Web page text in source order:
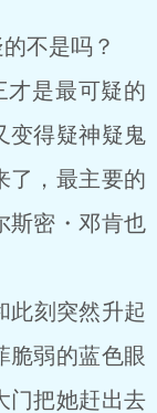
不是吗？
是最可疑的
变得疑神疑鬼
了，最主要的
斯密・邓肯也
刻突然升起
脆弱的蓝色眼
门把她赶出去